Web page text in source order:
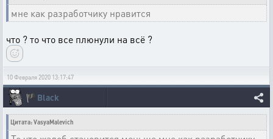
мне как разработчику нравится
что ? то что все плюнули на всё ?
10 Февраля 2020 13:17:47
🏴 Black
Цитата: VasyaMalevich